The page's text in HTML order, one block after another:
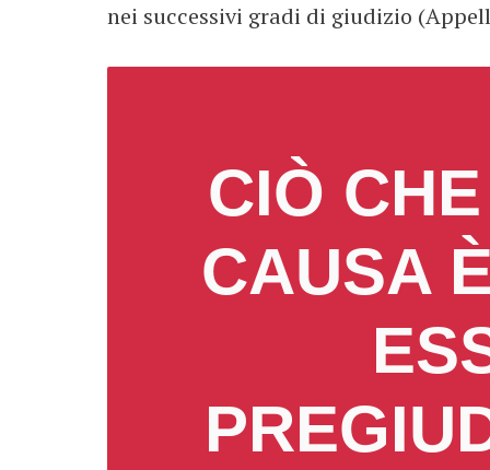
nei successivi gradi di giudizio
CIÒ
CAUSA